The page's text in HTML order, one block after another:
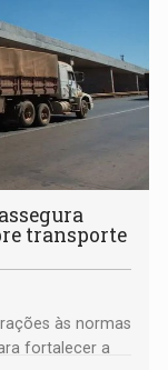
transporte
às normas
fortalecer a